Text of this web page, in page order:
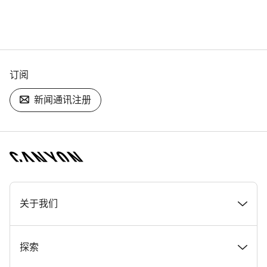
订阅
新闻通讯注册
[footer.linksList.title]
关于我们
奖项
探索